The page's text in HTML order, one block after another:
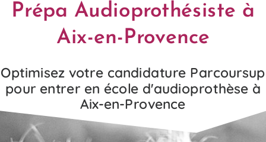
Prépa Audioprothésiste à
Aix-en-Provence
Optimisez votre candidature Parcoursup
pour entrer en école d'audioprothèse à
Aix-en-Provence